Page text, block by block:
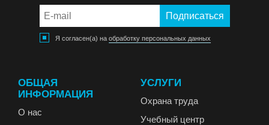
Я согласен(а) на обработку персональных данных
ОБЩАЯ
ИНФОРМАЦИЯ
О нас
УСЛУГИ
Охрана труда
Учебный центр